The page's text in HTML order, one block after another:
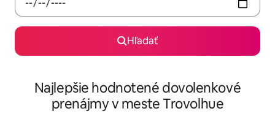
Hľadať
Najlepšie hodnotené dovolenkové
prenájmy v meste Trovolhue